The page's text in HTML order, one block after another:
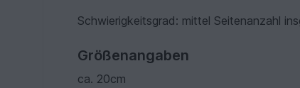
Schwierigkeitsgrad: mittel Seitenanzahl
Größenangaben
ca. 20cm